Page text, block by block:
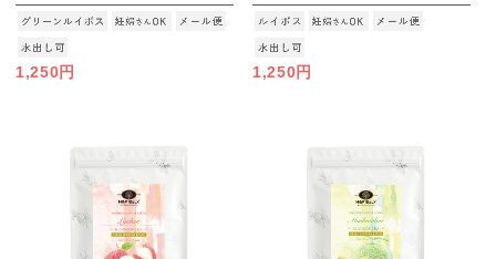
[M便 1/3]
1,250円
[M便 1/3]
1,250円